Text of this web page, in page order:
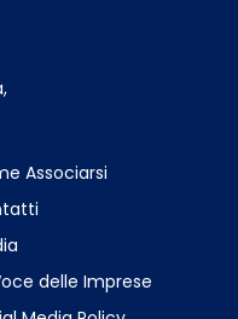
Associarsi
delle Imprese